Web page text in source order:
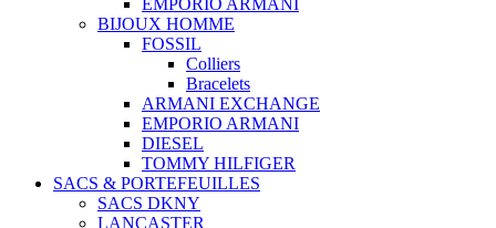
EMPORIO ARMANI
BIJOUX HOMME
FOSSIL
Colliers
Bracelets
ARMANI EXCHANGE
EMPORIO ARMANI
DIESEL
TOMMY HILFIGER
SACS & PORTEFEUILLES
SACS DKNY
LANCASTER